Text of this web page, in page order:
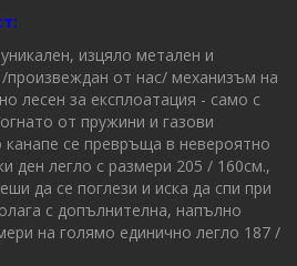
изцяло метален и
произвеждан от нас/ механизъм на
лесен за експлоатация - само с
от пружини и газови
се превръща в невероятно
ден легло с размери 205 / 160см.,
да се поглези и иска да спи при
с допълнителна, напълно
на голямо единично легло 187 /